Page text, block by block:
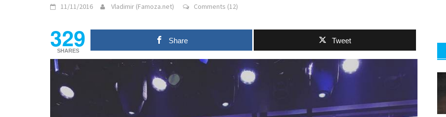
11/11/2016 Vladimir (Famoza.net) Comments (12)
329
SHARES
Share Tweet